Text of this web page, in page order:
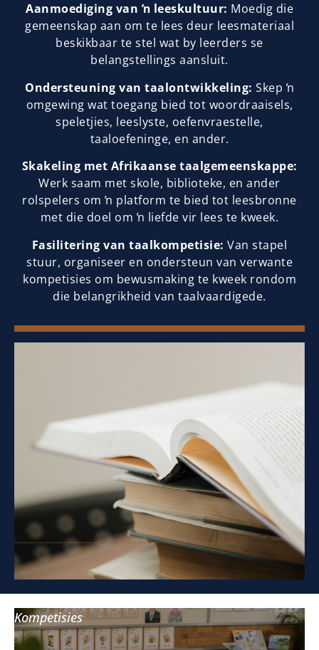
Aanmoediging van ŉ leeskultuur: Moedig die
gemeenskap aan om te lees deur leesmateriaal
beskikbaar te stel wat by leerders se
belangstellings aansluit.
Ondersteuning van taalontwikkeling: Skep ŉ
omgewing wat toegang bied tot woordraaisels,
speletjies, leeslyste, oefenvraestelle,
taaloefeninge, en ander.
Skakeling met Afrikaanse taalgemeenskappe:
Werk saam met skole, biblioteke, en ander
rolspelers om ŉ platform te bied tot leesbronne
met die doel om ŉ liefde vir lees te kweek.
Fasilitering van taalkompetisie: Van stapel
stuur, organiseer en ondersteun van verwante
kompetisies om bewusmaking te kweek rondom
die belangrikheid van taalvaardigede.
Kompetisies